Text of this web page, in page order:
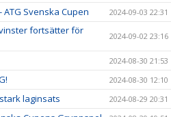
Svenska Cupen 2024-09-03 22:31
fortsätter för
2024-09-02 23:16
2024-08-30 21:53
2024-08-30 12:10
laginsats 2024-08-29 20:31